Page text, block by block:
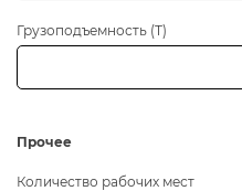
Грузоподъемность (Т)
Прочее
Количество рабочих мест